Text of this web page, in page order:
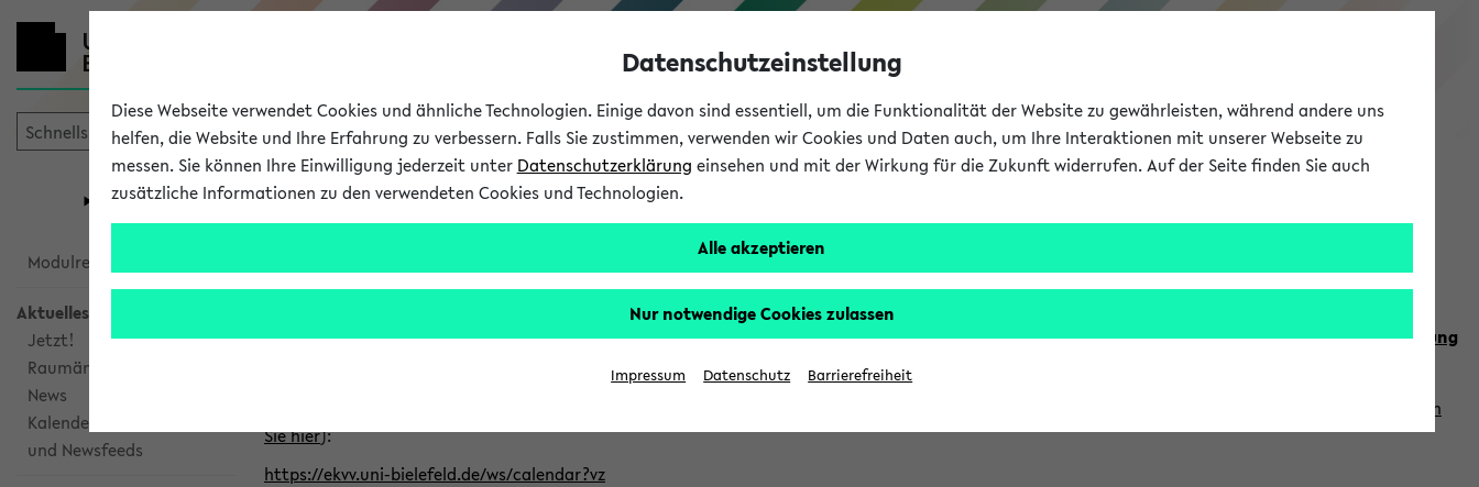
eKVV
Universität Forschung Studium
eKVV
Modulrecherche
Aktuelles
Jetzt!
Raumänderungen
News
Kalenderintegration
und Newsfeeds
Alle veröffentlichten Semester im eKVV
Klicken Sie auf das Semester, welches Sie für Ihre Sitzung auswählen möchten. Bitte beachten Sie auch die weiteren Termine imKalender der Lehrplanung
finden
Sie hier):
https://ekvv.uni-bielefeld.de/ws/calendar?vz
Datenschutzeinstellung
Diese Webseite verwendet Cookies und ähnliche Technologien. Einige davon sind essentiell, um die Funktionalität der Website zu gewährleisten, während andere uns
helfen, die Website und Ihre Erfahrung zu verbessern. Falls Sie zustimmen, verwenden wir Cookies und Daten auch, um Ihre Interaktionen mit unserer Webseite zu
messen. Sie können Ihre Einwilligung jederzeit unter Datenschutzerklärung einsehen und mit der Wirkung für die Zukunft widerrufen. Auf der Seite finden Sie auch
zusätzliche Informationen zu den verwendeten Cookies und Technologien.
Alle akzeptieren
Nur notwendige Cookies zulassen
Impressum Datenschutz Barrierefreiheit